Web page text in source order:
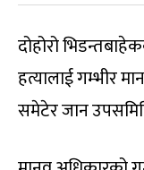
दोहोरो
हत्यालाई गम्भीर
समेटेर जान